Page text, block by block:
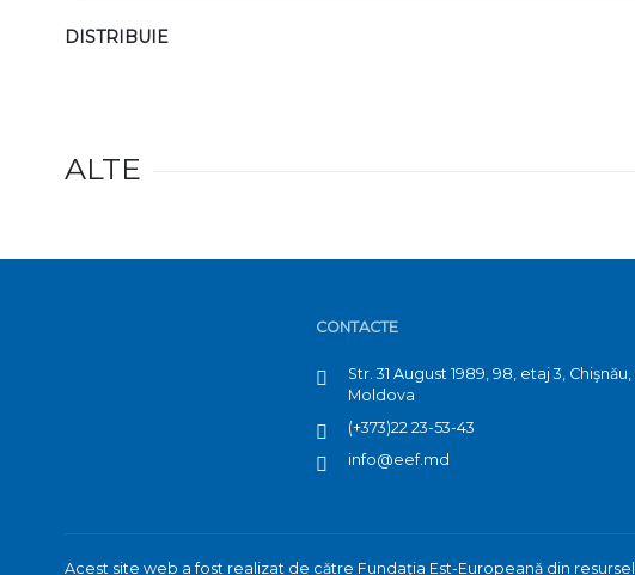
DISTRIBUIE
ALTE
CONTACTE
Str. 31 August 1989, 98, etaj 3,
Moldova
(+373)22 23-53-43
info@eef.md
Acest site web a fost realizat de către Fundaţia Est-Europeană din